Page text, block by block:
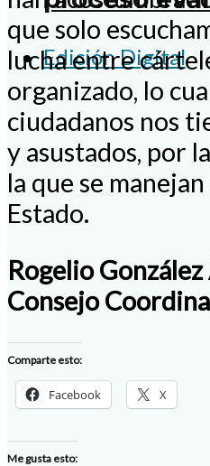
Edición Digital
que solo
lucha entre
organizado, lo
ciudadanos nos
y asustados, por
la que se
Estado.
Rogelio
Consejo
Comparte esto:
Facebook X
Me gusta esto: